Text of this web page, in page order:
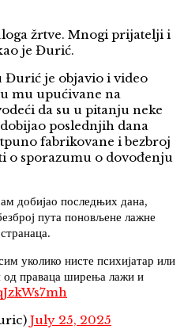
žrtve. Mnogi prijatelji i
je Đurić.
Đurić je objavio i video
mu upućivane na
da su u pitanju neke
poslednjih dana
fabrikovane i bezbroj
o sporazumu o dovođenju
добијао последњих дана,
пута поновљене лажне
уколико нисте психијатар или
од праваца ширења лажи и
July 25, 2025